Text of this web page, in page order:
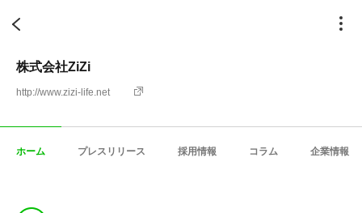
株式会社ZiZi
http://www.zizi-life.net
ホーム プレスリリース 採用情報 コラム 企業情報